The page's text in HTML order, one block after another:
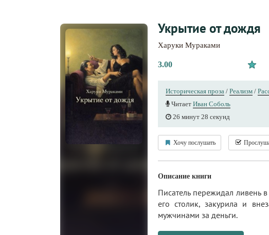
Укрытие от дождя
Харуки Мураками
3.00
Историческая проза / Реализм /
Читает Иван Соболь
26 минут 28 секунд
Хочу послушать
Описание книги
Писатель пережидал ливень
его столик, закурила и
мужчинами за деньги.